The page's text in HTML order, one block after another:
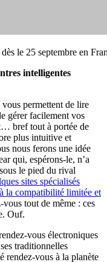
le 25 septembre en
intelligentes
permettent de lire
gérer facilement vos
bref tout à portée de
plus intuitive et
nous ferons une idée
qui, espérons-le, n’a
le pied du rival
sites spécialisés
la compatibilité limitée et
vous tout de même : ces
Ouf.
vous électroniques
traditionnelles
rendez-vous à la planète